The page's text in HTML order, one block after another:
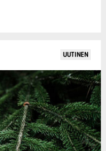
UUTINEN